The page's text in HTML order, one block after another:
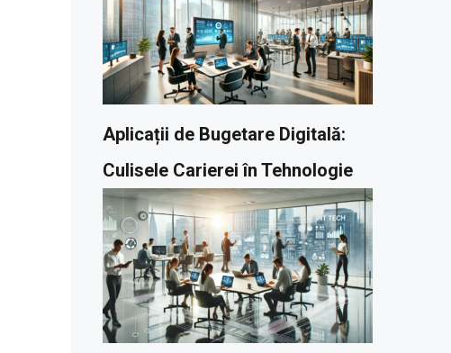
Aplicații de Bugetare Digitală:
Culisele Carierei în Tehnologie